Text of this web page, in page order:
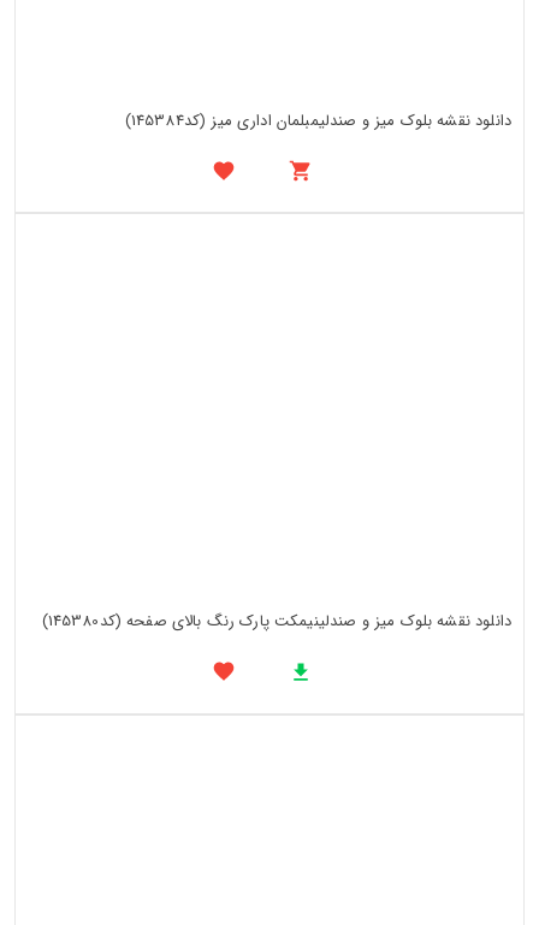
دانلود نقشه بلوک میز و صندلیمبلمان اداری میز (کد145384)
دانلود نقشه بلوک میز و صندلینیمکت پارک رنگ بالای صفحه (کد145380)